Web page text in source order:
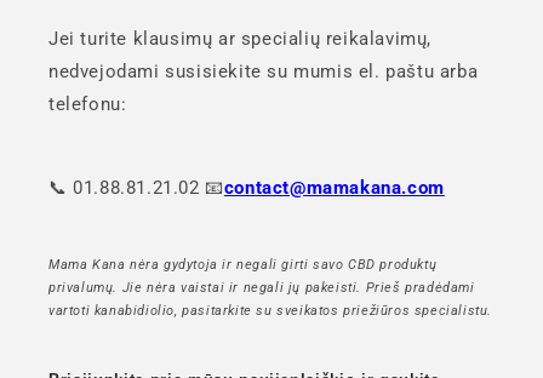
Jei turite klausimų ar specialių reikalavimų,
nedvejodami susisiekite su mumis el. paštu arba
telefonu:
📞 01.88.81.21.02 📧contact@mamakana.com
Mama Kana nėra gydytoja ir negali girti savo CBD produktų
privalumų. Jie nėra vaistai ir negali jų pakeisti. Prieš pradėdami
vartoti kanabidiolio, pasitarkite su sveikatos priežiūros specialistu.